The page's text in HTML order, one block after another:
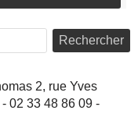
Rechercher
2, rue Yves
02 33 48 86 09 -